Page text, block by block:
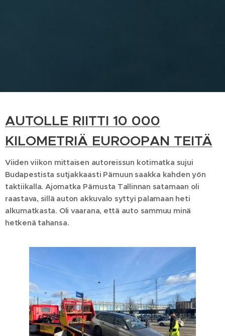
AUTOLLE RIITTI 10 000
KILOMETRIÄ EUROOPAN TEITÄ
Viiden viikon mittaisen autoreissun kotimatka sujui
Budapestista sutjakkaasti Pärnuun saakka kahden yön
taktiikalla. Ajomatka Pärnusta Tallinnan satamaan oli
raastava, sillä auton akkuvalo syttyi palamaan heti
alkumatkasta. Oli vaarana, että auto sammuu minä
hetkenä tahansa.